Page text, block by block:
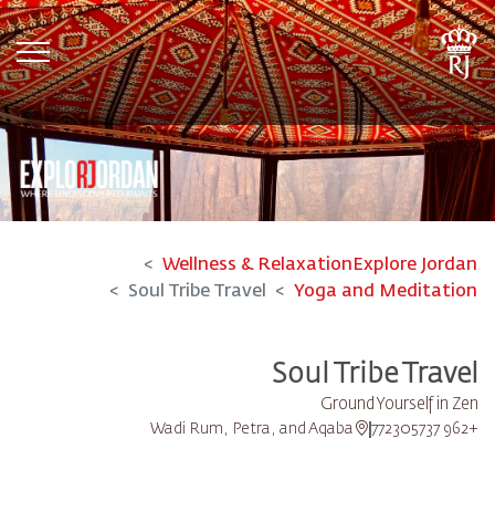
Explore Jordan
Wellness & Relaxation
Yoga and Meditation
Soul Tribe Travel
Soul Tribe Travel
Ground Yourself in Zen
+962 772305737
Wadi Rum, Petra, and Aqaba